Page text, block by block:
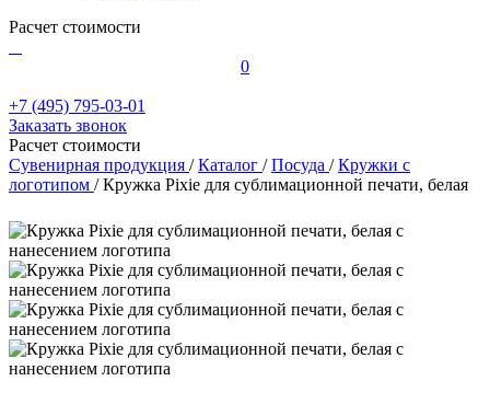
Расчет стоимости
0
+7 (495) 795-03-01
Заказать звонок
Расчет стоимости
Сувенирная продукция / Каталог / Посуда / Кружки с
логотипом / Кружка Pixie для сублимационной печати, белая